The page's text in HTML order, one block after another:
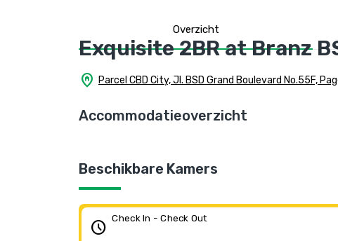
Overzicht
Exquisite 2BR at Branz
home_pin Parcel CBD City, Jl. BSD Grand Boulevard No.55F,
Accommodatieoverzicht
Beschikbare Kamers
schedule Check In - Check Out